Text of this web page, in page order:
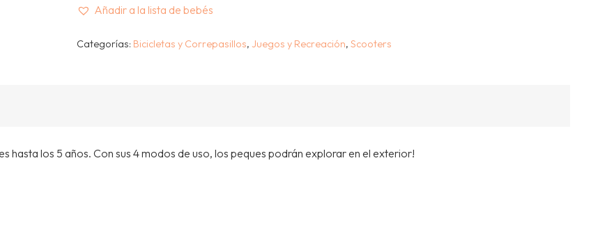
TRICICLO
TURQUESA
Añadir a la lista de bebés
Categorías: Bicicletas y Correpasillos,Juegos y Recreación,Scooters
hasta los 5 años. Con sus 4 modos de uso, los peques podrán explorar en el exterior!